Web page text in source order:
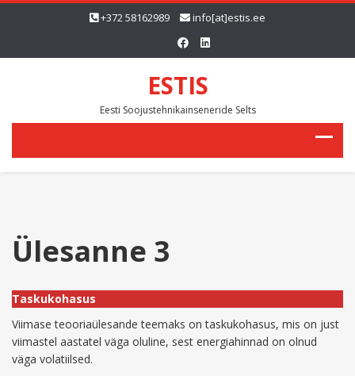
+372 58162989 info[at]estis.ee
ESTIS
Eesti Soojustehnikainseneride Selts
Ülesanne 3
Taskukohasus
Viimase teooriaülesande teemaks on taskukohasus, mis on just
viimastel aastatel väga oluline, sest energiahinnad on olnud
väga volatiilsed.